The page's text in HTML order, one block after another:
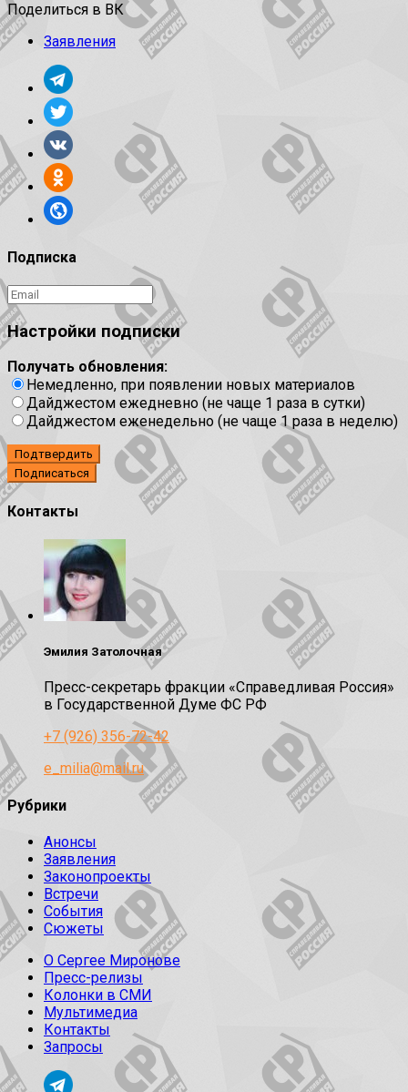
Поделиться в ВК
Заявления
Подписка
Настройки подписки
Получать обновления:
Немедленно, при появлении новых материалов
Дайджестом ежедневно (не чаще 1 раза в сутки)
Дайджестом еженедельно (не чаще 1 раза в неделю)
Подтвердить
Контакты
Эмилия Затолочная
Пресс-секретарь фракции «Справедливая Россия»
в Государственной Думе ФС РФ
+7 (926) 356-72-42
e_milia@mail.ru
Рубрики
Анонсы
Заявления
Законопроекты
Встречи
События
Сюжеты
О Сергее Миронове
Пресс-релизы
Колонки в СМИ
Мультимедиа
Контакты
Запросы